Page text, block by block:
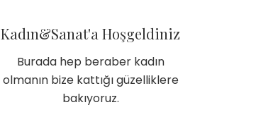
Kadın&Sanat'a Hoşgeldiniz
Burada hep beraber kadın
olmanın bize kattığı güzelliklere
bakıyoruz.